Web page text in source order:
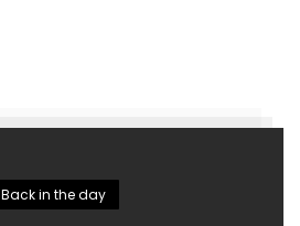
Back in the day